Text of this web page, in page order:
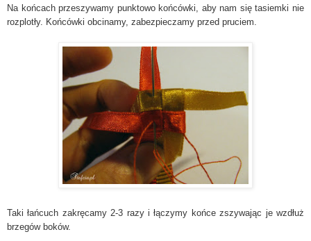
Na końcach przeszywamy punktowo końcówki, aby nam się tasiemki nie
rozplotły. Końcówki obcinamy, zabezpieczamy przed pruciem.
Taki łańcuch zakręcamy 2-3 razy iłączymy końce zszywając je wzdłuż
brzegów boków.